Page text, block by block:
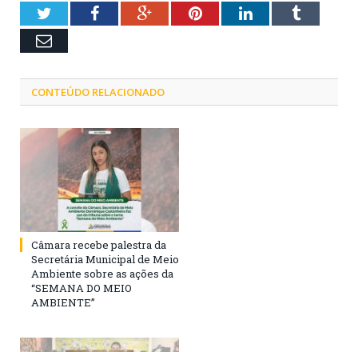
TwitterFacebookGoogle+PinterestLinkedInTumblr
Email
CONTEÚDO RELACIONADO
Câmara recebe palestra da
Secretária Municipal de Meio
Ambiente sobre as ações da
“SEMANA DO MEIO
AMBIENTE”